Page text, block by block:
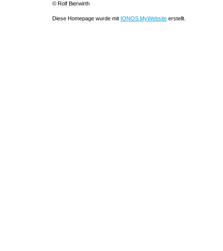
© Rolf Bierwirth
Diese Homepage wurde mit IONOS MyWebsite erstellt.